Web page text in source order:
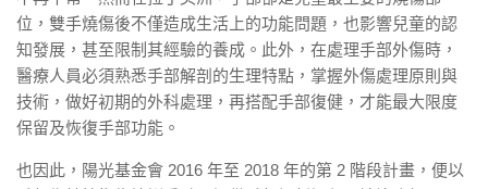
位，雙手燒傷後不僅造成生活上的功能問題，也影響兒童的認
知發展，甚至限制其經驗的養成。此外，在處理手部外傷時，
醫療人員必須熟悉手部解剖的生理特點，掌握外傷處理原則與
技術，做好初期的外科處理，再搭配手部復健，才能最大限度
保留及恢復手部功能。
也因此，陽光基金會 2016 年至 2018 年的第 2 階段計畫，便以